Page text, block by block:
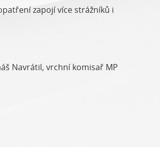
zapojí více strážníků i
Navrátil, vrchní komisař MP